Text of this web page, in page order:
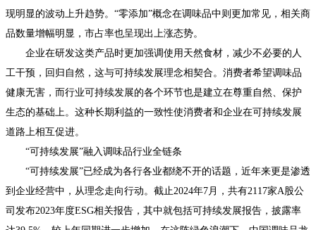
现明显的波动上升趋势。“零添加”概念在调味品中则更加常见，相关商
品数量增幅明显，市占率也呈现出上涨态势。
企业在研发这类产品时更加强调使用天然食材，减少不必要的人
工干预，回归自然，这与可持续发展理念相契合。消费者希望调味品
健康无害，而行业可持续发展的各个环节也是建立在尊重自然、保护
生态的基础上。这种长期利益的一致性使消费者和企业在可持续发展
道路上相互促进。
“可持续发展”融入调味品行业全链条
“可持续发展”已经成为各行各业都绕不开的话题，近年来更是渗透
到企业经营中，从理念走向行动。截止2024年7月，共有2117家A股公
司发布2023年度ESG相关报告，其中就包括可持续发展报告，披露率